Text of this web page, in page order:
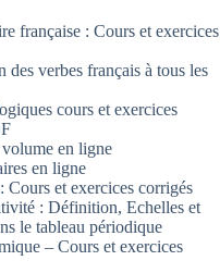
française : Cours et exercices
des verbes français à tous les
cours et exercices
en ligne
en ligne
Cours et exercices corrigés
: Définition, Echelles et
le tableau périodique
– Cours et exercices